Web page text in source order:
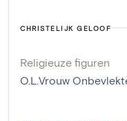
CHRISTELIJK GELOOF
Religieuze figuren
O.L.Vrouw